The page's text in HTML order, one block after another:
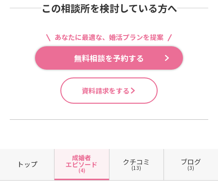
この相談所を検討している方へ
あなたに最適な、婚活プランを提案
無料相談を予約する
資料請求をする
トップ
成婚者
エピソード
(4)
クチコミ
(13)
ブログ
(3)